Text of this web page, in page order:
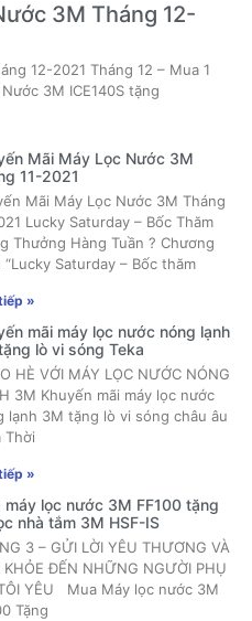
3M Tháng 12-
12-2021 Tháng 12 – Mua 1
3M ICE140S tặng
Mãi Máy Lọc Nước 3M
11-2021
Mãi Máy Lọc Nước 3M Tháng
Lucky Saturday – Bốc Thăm
Thưởng Hàng Tuần ? Chương
Saturday – Bốc thăm
»
mãi máy lọc nước nóng lạnh
lò vi sóng Teka
HÈ VỚI MÁY LỌC NƯỚC NÓNG
3M Khuyến mãi máy lọc nước
lạnh 3M tặng lò vi sóng châu âu
Thời
»
máy lọc nước 3M FF100 tặng
nhà tắm 3M HSF-IS
3 – GỬI LỜI YÊU THƯƠNG VÀ
KHỎE ĐẾN NHỮNG NGƯỜI PHỤ
YÊU Mua Máy lọc nước 3M
Tặng